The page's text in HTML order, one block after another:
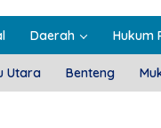
Daerah Hukum
Utara Benteng